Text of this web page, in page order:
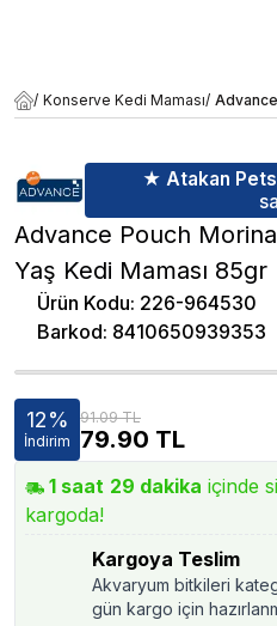
/ Konserve Kedi Maması/ Advance
★ Atakan
Advance Pouch Morina
Yaş Kedi Maması 85gr
Ürün Kodu: 226-964530
Barkod: 8410650939353
12%
İndirim
91.09 TL
79.90 TL
1 saat 29 dakika içinde
kargoda!
Kargoya Teslim
Akvaryum bitkileri
gün kargo için